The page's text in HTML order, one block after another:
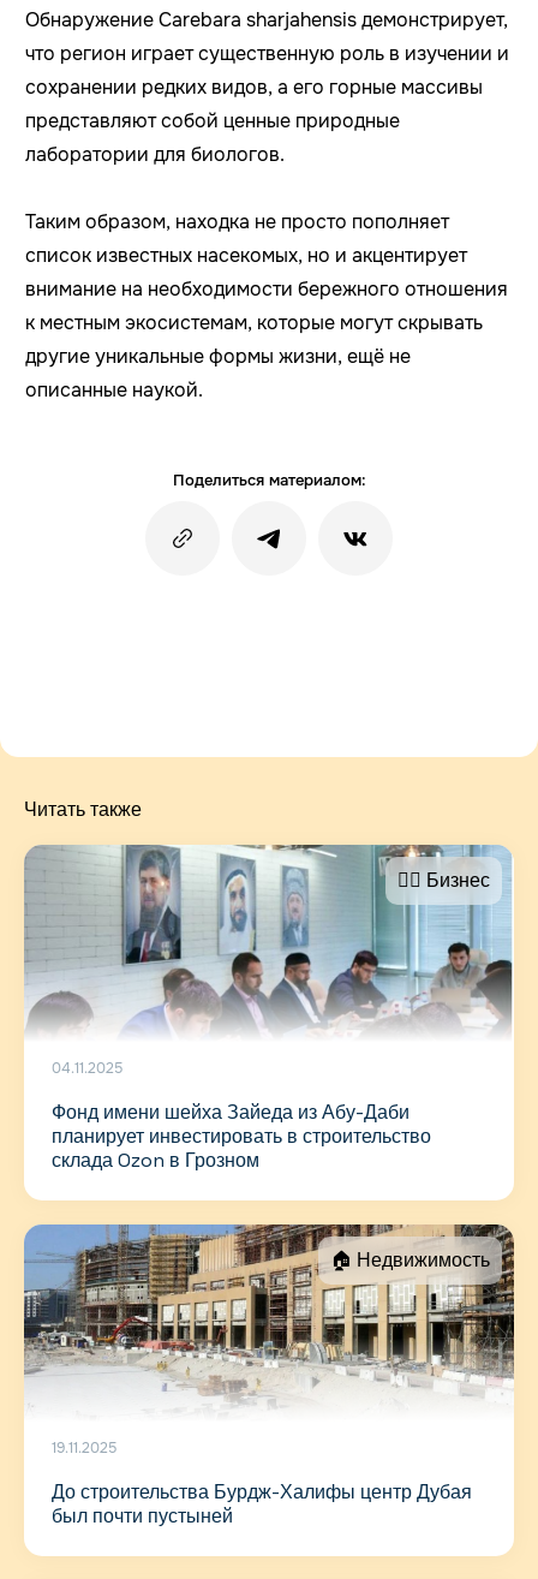
Обнаружение Carebara sharjahensis демонстрирует,
что регион играет существенную роль в изучении и
сохранении редких видов, а его горные массивы
представляют собой ценные природные
лаборатории для биологов.
Таким образом, находка не просто пополняет
список известных насекомых, но и акцентирует
внимание на необходимости бережного отношения
к местным экосистемам, которые могут скрывать
другие уникальные формы жизни, ещё не
описанные наукой.
Поделиться материалом:
Читать также
🤵‍♂️ Бизнес
04.11.2025
Фонд имени шейха Зайеда из Абу-Даби
планирует инвестировать в строительство
склада Ozon в Грозном
🏠 Недвижимость
19.11.2025
До строительства Бурдж-Халифы центр Дубая
был почти пустыней